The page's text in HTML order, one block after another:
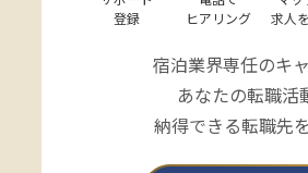
登録
ヒアリング
求人
宿泊業界専任のキ
あなたの転職活
納得できる転職先